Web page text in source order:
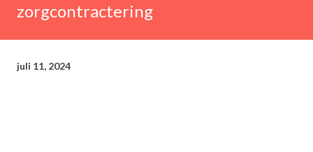
zorgcontractering
juli 11, 2024